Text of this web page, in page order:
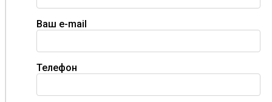
Ваш e-mail
Телефон